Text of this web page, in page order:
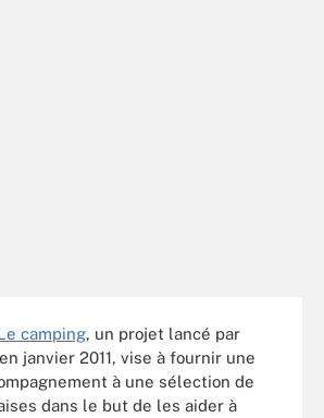
camping, un projet lancé par
janvier 2011, vise à fournir une
à une sélection de
dans le but de les aider à